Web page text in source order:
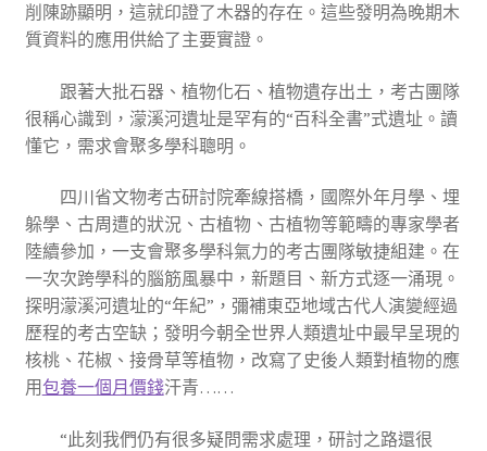
削陳跡顯明，這就印證了木器的存在。這些發明為晚期木
質資料的應用供給了主要實證。
跟著大批石器、植物化石、植物遺存出土，考古團隊
很稱心識到，濛溪河遺址是罕有的“百科全書”式遺址。讀
懂它，需求會聚多學科聰明。
四川省文物考古研討院牽線搭橋，國際外年月學、埋
躲學、古周遭的狀況、古植物、古植物等範疇的專家學者
陸續參加，一支會聚多學科氣力的考古團隊敏捷組建。在
一次次跨學科的腦筋風暴中，新題目、新方式逐一涌現。
探明濛溪河遺址的“年紀”，彌補東亞地域古代人演變經過
歷程的考古空缺；發明今朝全世界人類遺址中最早呈現的
核桃、花椒、接骨草等植物，改寫了史後人類對植物的應
用包養一個月價錢汗青……
“此刻我們仍有很多疑問需求處理，研討之路還很